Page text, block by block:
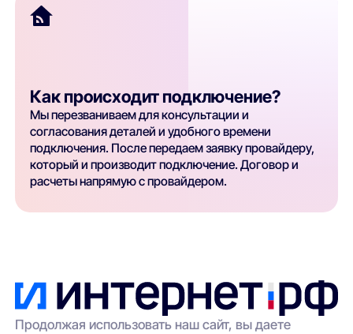
Как происходит подключение?
Мы перезваниваем для консультации и
согласования деталей и удобного времени
подключения. После передаем заявку провайдеру,
который и производит подключение. Договор и
расчеты напрямую с провайдером.
Продолжая использовать наш сайт, вы даете